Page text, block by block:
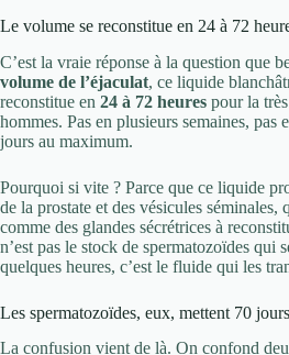
Le volume se reconstitue en 24 à 72
C’est la vraie réponse à la question que
volume de l’éjaculat, ce liquide
reconstitue en 24 à 72 heures pour la
hommes. Pas en plusieurs semaines, pas
jours au maximum.
Pourquoi si vite ? Parce que ce liquide
de la prostate et des vésicules séminales,
comme des glandes sécrétrices à
n’est pas le stock de spermatozoïdes qui
quelques heures, c’est le fluide qui les
Les spermatozoïdes, eux, mettent 70 jours
La confusion vient de là. On confond